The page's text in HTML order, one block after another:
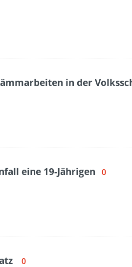
in der
eine 19-Jährigen 0
0